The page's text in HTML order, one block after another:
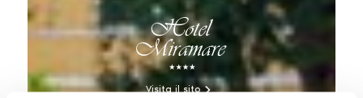
Visita il sito